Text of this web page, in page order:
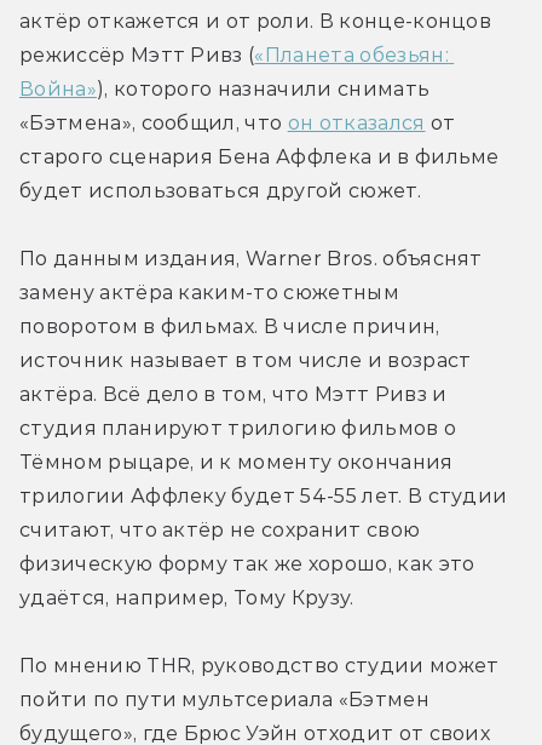
актёр откажется и от роли. В конце-концов
режиссёр Мэтт Ривз («Планета обезьян:
Война»), которого назначили снимать
«Бэтмена», сообщил, что он отказался от
старого сценария Бена Аффлека и в фильме
будет использоваться другой сюжет.
По данным издания, Warner Bros. объяснят
замену актёра каким-то сюжетным
поворотом в фильмах. В числе причин,
источник называет в том числе и возраст
актёра. Всё дело в том, что Мэтт Ривз и
студия планируют трилогию фильмов о
Тёмном рыцаре, и к моменту окончания
трилогии Аффлеку будет 54-55 лет. В студии
считают, что актёр не сохранит свою
физическую форму так же хорошо, как это
удаётся, например, Тому Крузу.
По мнению THR, руководство студии может
пойти по пути мультсериала «Бэтмен
будущего», где Брюс Уэйн отходит от своих